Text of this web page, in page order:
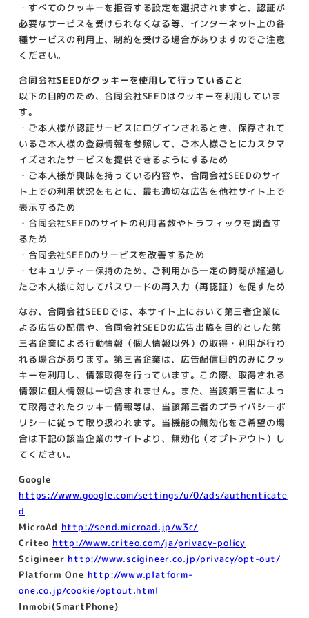
・すべてのクッキーを拒否する設定を選択されますと、認証が
必要なサービスを受けられなくなる等、インターネット上の各
種サービスの利用上、制約を受ける場合がありますのでご注意
ください。
合同会社SEEDがクッキーを使用して行っていること
以下の目的のため、合同会社SEEDはクッキーを利用していま
す。
・ご本人様が認証サービスにログインされるとき、保存されて
いるご本人様の登録情報を参照して、ご本人様ごとにカスタマ
イズされたサービスを提供できるようにするため
・ご本人様が興味を持っている内容や、合同会社SEEDのサイ
ト上での利用状況をもとに、最も適切な広告を他社サイト上で
表示するため
・合同会社SEEDのサイトの利用者数やトラフィックを調査す
るため
・合同会社SEEDのサービスを改善するため
・セキュリティー保持のため、ご利用から一定の時間が経過し
たご本人様に対してパスワードの再入力（再認証）を促すため
なお、合同会社SEEDでは、本サイト上において第三者企業に
よる広告の配信や、合同会社SEEDの広告出稿を目的とした第
三者企業による行動情報（個人情報以外）の取得・利用が行わ
れる場合があります。第三者企業は、広告配信目的のみにクッ
キーを利用し、情報取得を行っています。この際、取得される
情報に個人情報は一切含まれません。また、当該第三者によっ
て取得されたクッキー情報等は、当該第三者のプライバシーポ
リシーに従って取り扱われます。当機能の無効化をご希望の場
合は下記の該当企業のサイトより、無効化（オプトアウト）し
てください。
Google
https://www.google.com/settings/u/0/ads/authenticate
d
MicroAd http://send.microad.jp/w3c/
Criteo http://www.criteo.com/ja/privacy-policy
Scigineer http://www.scigineer.co.jp/privacy/opt-out/
Platform One http://www.platform-
one.co.jp/cookie/optout.html
Inmobi(SmartPhone)